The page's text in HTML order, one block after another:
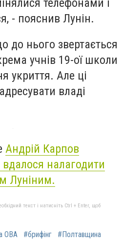
- пояснив Лунін.
до нього звертається
учнів 19-ої школи
укриття. Але ці
владі
Андрій Карпов
налагодити
Луніним.
текст і натисніть Ctrl + Enter, щоб
ОВА #брифінг #Полтавщина